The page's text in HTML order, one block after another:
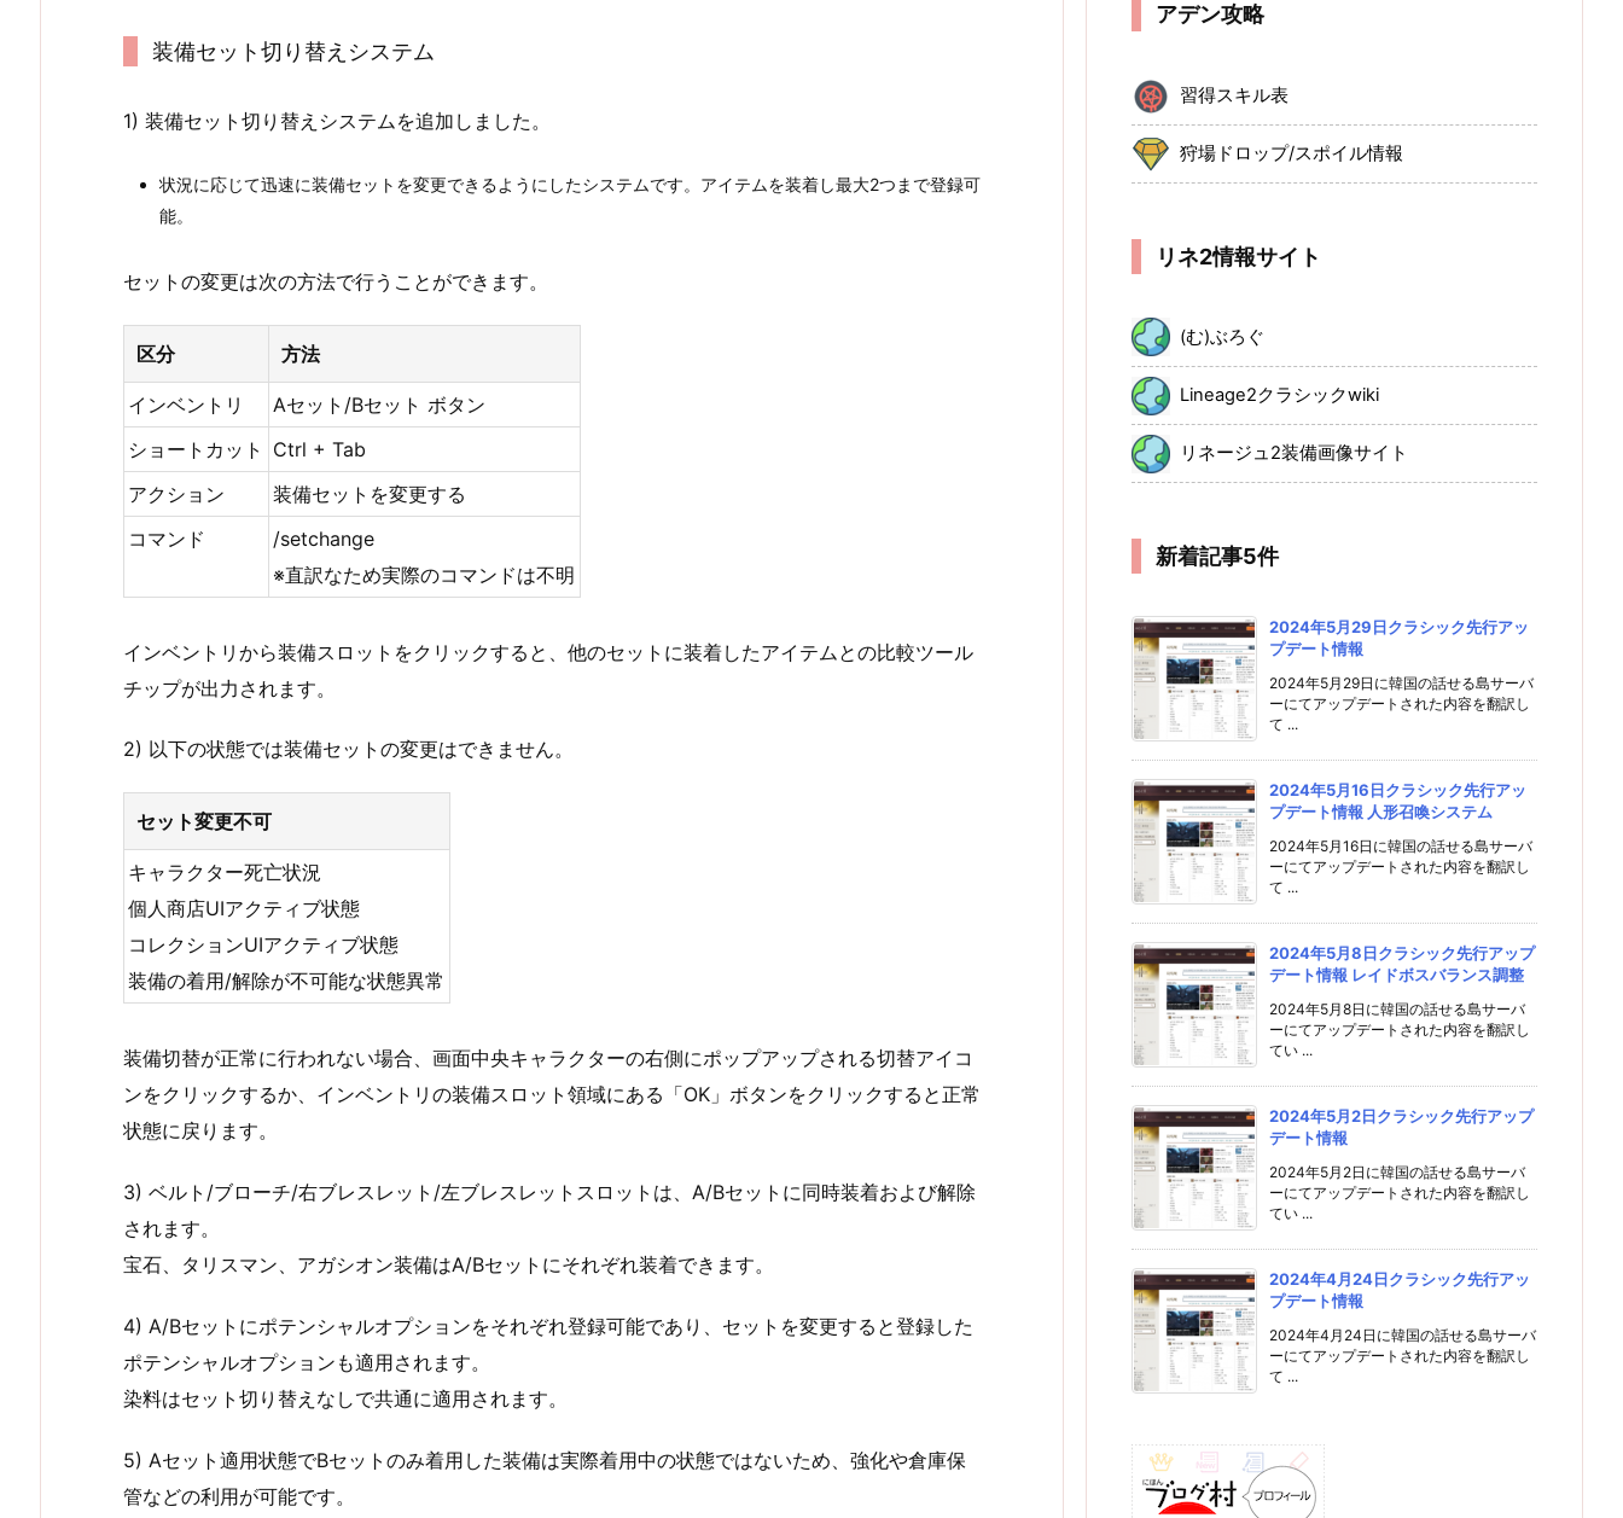
装備セット切り替えシステム
1) 装備セット切り替えシステムを追加しました。
状況に応じて迅速に装備セットを変更できるようにしたシステムです。アイテムを装着し最大2つまで登録可
能。
セットの変更は次の方法で行うことができます。
区分 方法
インベントリ
Aセット/Bセット ボタン
ショートカット
Ctrl + Tab
アクション
装備セットを変更する
コマンド
/setchange
※直訳なため実際のコマンドは不明
インベントリから装備スロットをクリックすると、他のセットに装着したアイテムとの比較ツール
チップが出力されます。
2) 以下の状態では装備セットの変更はできません。
セット変更不可
キャラクター死亡状況
個人商店UIアクティブ状態
コレクションUIアクティブ状態
装備の着用/解除が不可能な状態異常
装備切替が正常に行われない場合、画面中央キャラクターの右側にポップアップされる切替アイコ
ンをクリックするか、インベントリの装備スロット領域にある「OK」ボタンをクリックすると正常
状態に戻ります。
3) ベルト/ブローチ/右ブレスレット/左ブレスレットスロットは、A/Bセットに同時装着および解除
されます。
宝石、タリスマン、アガシオン装備はA/Bセットにそれぞれ装着できます。
4) A/Bセットにポテンシャルオプションをそれぞれ登録可能であり、セットを変更すると登録した
ポテンシャルオプションも適用されます。
染料はセット切り替えなしで共通に適用されます。
5) Aセット適用状態でBセットのみ着用した装備は実際着用中の状態ではないため、強化や倉庫保
管などの利用が可能です。
アデン攻略
習得スキル表
狩場ドロップ/スポイル情報
リネ2情報サイト
(む)ぶろぐ
Lineage2クラシックwiki
リネージュ2装備画像サイト
新着記事5件
2024年5月29日クラシック先行アッ
プデート情報
2024年5月29日に韓国の話せる島サーバ
ーにてアップデートされた内容を翻訳し
て ...
2024年5月16日クラシック先行アッ
プデート情報 人形召喚システム
2024年5月16日に韓国の話せる島サーバ
ーにてアップデートされた内容を翻訳し
て ...
2024年5月8日クラシック先行アップ
デート情報 レイドボスバランス調整
2024年5月8日に韓国の話せる島サーバ
ーにてアップデートされた内容を翻訳し
てい ...
2024年5月2日クラシック先行アップ
デート情報
2024年5月2日に韓国の話せる島サーバ
ーにてアップデートされた内容を翻訳し
てい ...
2024年4月24日クラシック先行アッ
プデート情報
2024年4月24日に韓国の話せる島サーバ
ーにてアップデートされた内容を翻訳し
て ...